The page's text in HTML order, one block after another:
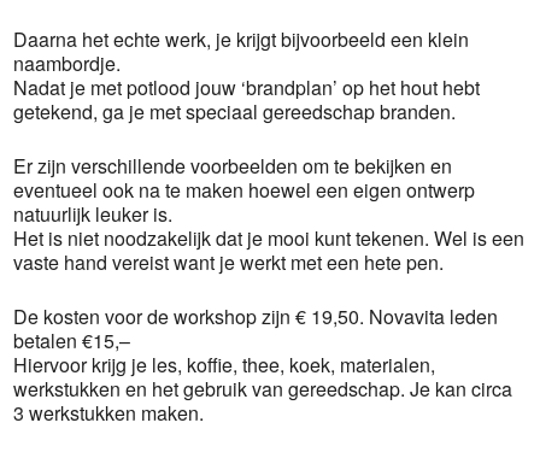
Daarna het echte werk, je krijgt bijvoorbeeld een klein
naambordje.
Nadat je met potlood jouw ‘brandplan’ op het hout hebt
getekend, ga je met speciaal gereedschap branden.
Er zijn verschillende voorbeelden om te bekijken en
eventueel ook na te maken hoewel een eigen ontwerp
natuurlijk leuker is.
Het is niet noodzakelijk dat je mooi kunt tekenen. Wel is een
vaste hand vereist want je werkt met een hete pen.
De kosten voor de workshop zijn € 19,50. Novavita leden
betalen €15,–
Hiervoor krijg je les, koffie, thee, koek, materialen,
werkstukken en het gebruik van gereedschap. Je kan circa
3 werkstukken maken.